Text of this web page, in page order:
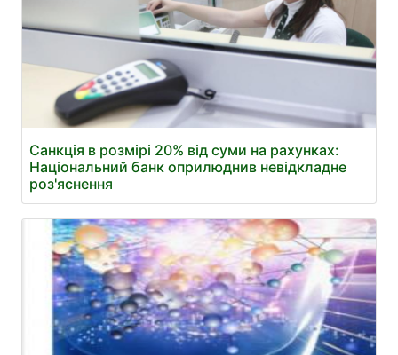
Санкція в розмірі 20% від суми на рахунках:
Національний банк оприлюднив невідкладне
роз'яснення